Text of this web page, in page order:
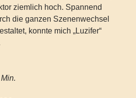
ziemlich hoch. Spannend
die ganzen Szenenwechsel
konnte mich „Luzifer“